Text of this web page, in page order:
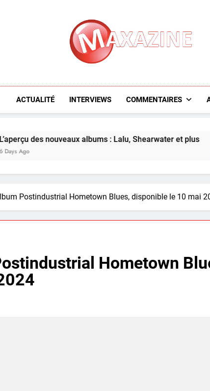
Maxazine.fr
ACTUALITÉ INTERVIEWS COMMENTAIRES
nouveaux albums : Lalu, Shearwater et plus
Postindustrial Hometown Blues, disponible le 10 mai
Hometown